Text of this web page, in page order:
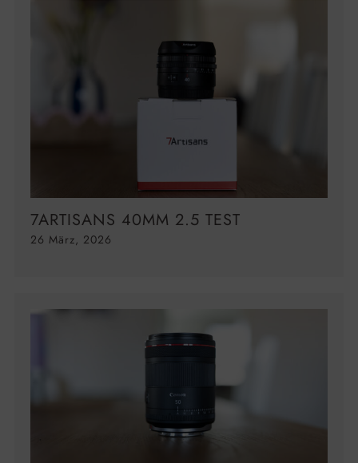
7ARTISANS 40MM 2.5 TEST
26 März, 2026